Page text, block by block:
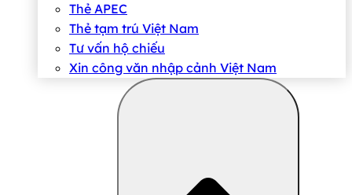
Thẻ APEC
Thẻ tạm trú Việt Nam
Tư vấn hộ chiếu
Xin công văn nhập cảnh Việt Nam